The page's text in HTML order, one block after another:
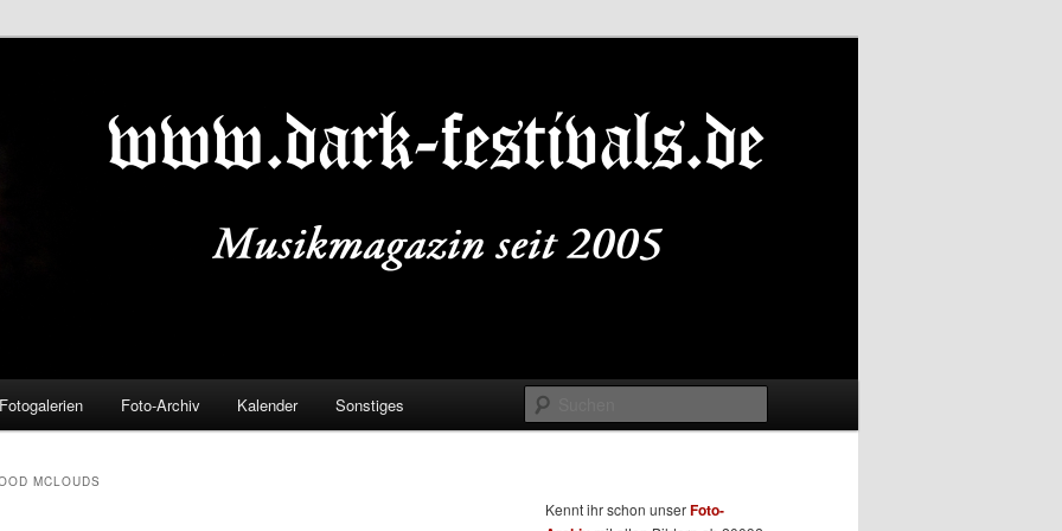
Fotogalerien Foto-Archiv Kalender Sonstiges
MCLOUDS
Kennt ihr schon unserFoto-